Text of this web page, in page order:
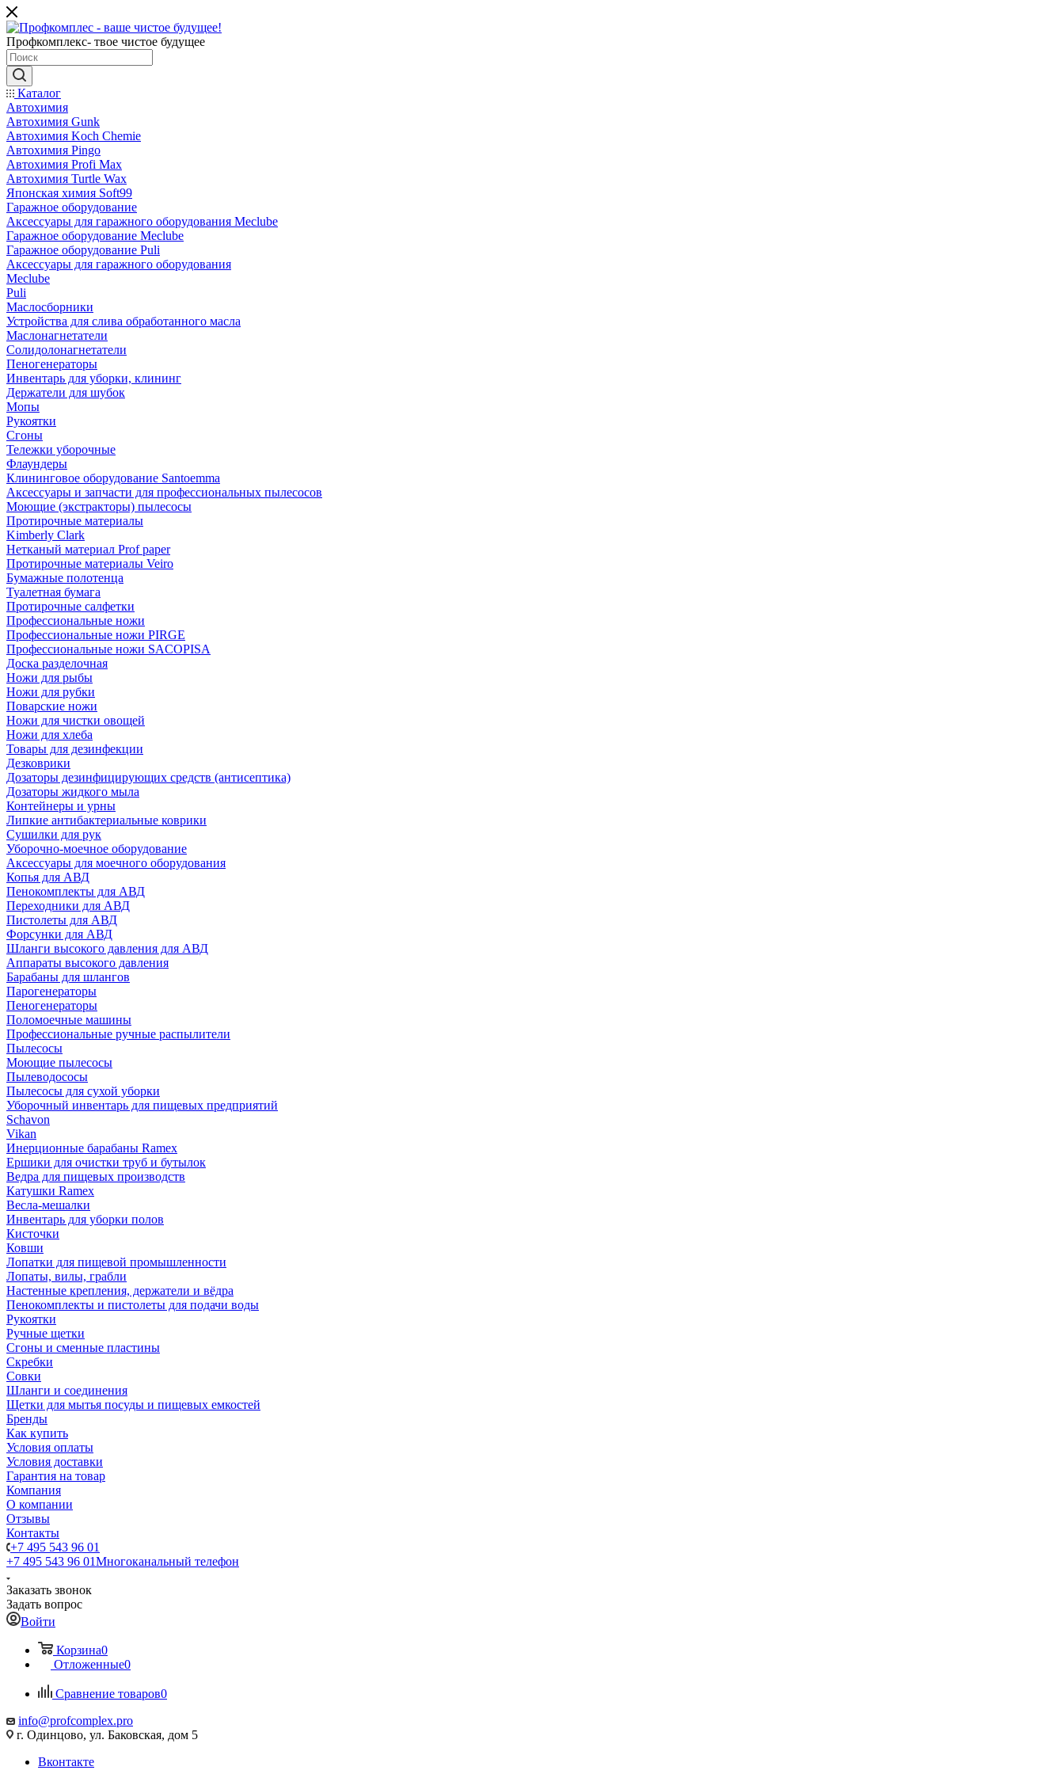
Профкомплекс- твое чистое будущее
Каталог
Автохимия
Автохимия Gunk
Автохимия Koch Chemie
Автохимия Pingo
Автохимия Profi Max
Автохимия Turtle Wax
Японская химия Soft99
Гаражное оборудование
Аксессуары для гаражного оборудования Meclube
Гаражное оборудование Meclube
Гаражное оборудование Puli
Аксессуары для гаражного оборудования
Meclube
Puli
Маслосборники
Устройства для слива обработанного масла
Маслонагнетатели
Солидолонагнетатели
Пеногенераторы
Инвентарь для уборки, клининг
Держатели для шубок
Мопы
Рукоятки
Сгоны
Тележки уборочные
Флаундеры
Клининговое оборудование Santoemma
Аксессуары и запчасти для профессиональных пылесосов
Моющие (экстракторы) пылесосы
Протирочные материалы
Kimberly Clark
Нетканый материал Prof paper
Протирочные материалы Veiro
Бумажные полотенца
Туалетная бумага
Протирочные салфетки
Профессиональные ножи
Профессиональные ножи PIRGE
Профессиональные ножи SACOPISA
Доска разделочная
Ножи для рыбы
Ножи для рубки
Поварские ножи
Ножи для чистки овощей
Ножи для хлеба
Товары для дезинфекции
Дезковрики
Дозаторы дезинфицирующих средств (антисептика)
Дозаторы жидкого мыла
Контейнеры и урны
Липкие антибактериальные коврики
Сушилки для рук
Уборочно-моечное оборудование
Аксессуары для моечного оборудования
Копья для АВД
Пенокомплекты для АВД
Переходники для АВД
Пистолеты для АВД
Форсунки для АВД
Шланги высокого давления для АВД
Аппараты высокого давления
Барабаны для шлангов
Парогенераторы
Пеногенераторы
Поломоечные машины
Профессиональные ручные распылители
Пылесосы
Моющие пылесосы
Пылеводососы
Пылесосы для сухой уборки
Уборочный инвентарь для пищевых предприятий
Schavon
Vikan
Инерционные барабаны Ramex
Ершики для очистки труб и бутылок
Ведра для пищевых производств
Катушки Ramex
Весла-мешалки
Инвентарь для уборки полов
Кисточки
Ковши
Лопатки для пищевой промышленности
Лопаты, вилы, грабли
Настенные крепления, держатели и вёдра
Пенокомплекты и пистолеты для подачи воды
Рукоятки
Ручные щетки
Сгоны и сменные пластины
Скребки
Совки
Шланги и соединения
Щетки для мытья посуды и пищевых емкостей
Бренды
Как купить
Условия оплаты
Условия доставки
Гарантия на товар
Компания
О компании
Отзывы
Контакты
+7 495 543 96 01
+7 495 543 96 01Многоканальный телефон
Заказать звонок
Задать вопрос
Войти
Корзина0
Отложенные0
Сравнение товаров0
info@profcomplex.pro
г. Одинцово, ул. Баковская, дом 5
Вконтакте